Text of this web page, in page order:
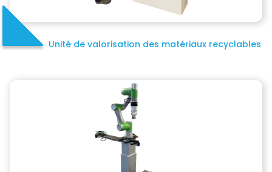
Unité de valorisation des matériaux recyclables